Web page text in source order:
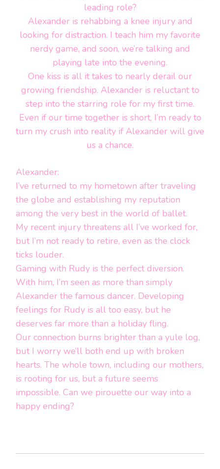
leading role?
Alexander is rehabbing a knee injury and
looking for distraction. I teach him my favorite
nerdy game, and soon, we’re talking and
playing late into the evening.
One kiss is all it takes to nearly derail our
growing friendship. Alexander is reluctant to
step into the starring role for my first time.
Even if our time together is short, I’m ready to
turn my crush into reality if Alexander will give
us a chance.
Alexander:
I’ve returned to my hometown after traveling
the globe and establishing my reputation
among the very best in the world of ballet.
My recent injury threatens all I’ve worked for,
but I’m not ready to retire, even as the clock
ticks louder.
Gaming with Rudy is the perfect diversion.
With him, I’m seen as more than simply
Alexander the famous dancer. Developing
feelings for Rudy is all too easy, but he
deserves far more than a holiday fling.
Our connection burns brighter than a yule log,
but I worry we’ll both end up with broken
hearts. The whole town, including our mothers,
is rooting for us, but a future seems
impossible. Can we pirouette our way into a
happy ending?